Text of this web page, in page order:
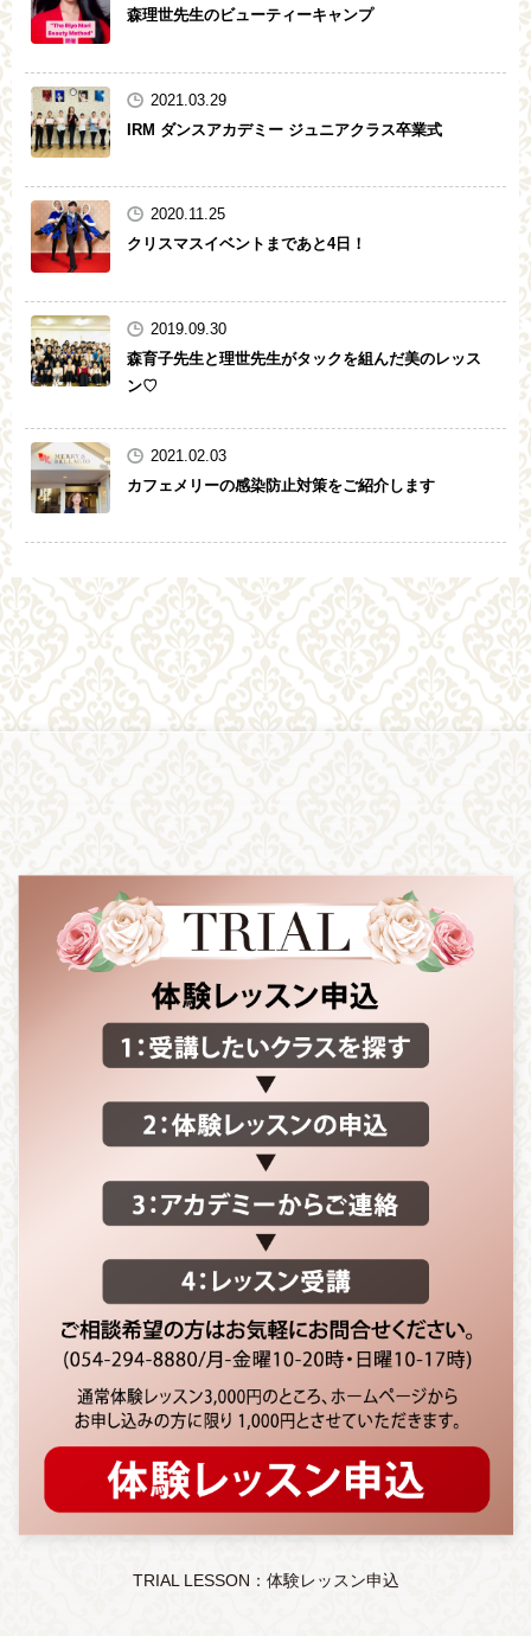
森理世先生のビューティーキャンプ
2021.03.29
IRM ダンスアカデミー ジュニアクラス卒業式
2020.11.25
クリスマスイベントまであと4日！
2019.09.30
森育子先生と理世先生がタックを組んだ美のレッス
ン♡
2021.02.03
カフェメリーの感染防止対策をご紹介します
TRIAL LESSON：体験レッスン申込